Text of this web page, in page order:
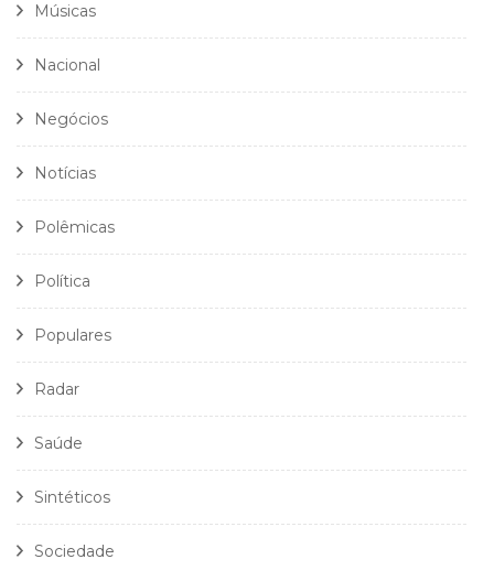
Músicas
Nacional
Negócios
Notícias
Polêmicas
Política
Populares
Radar
Saúde
Sintéticos
Sociedade